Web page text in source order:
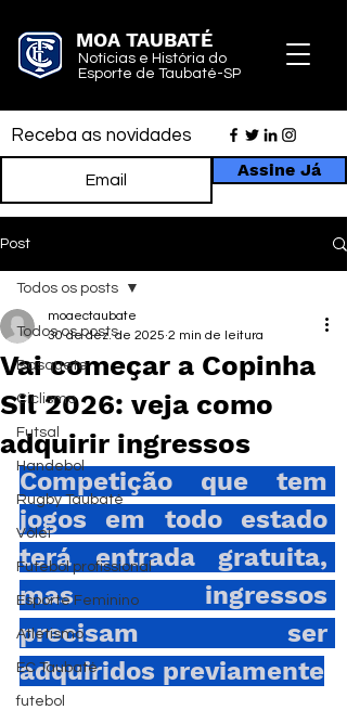
MOA TAUBATÉ
Notícias e História do
Esporte de Taubaté-SP
Receba as novidades
Assine Já
Post
Todos os posts
Basquete
Ciclismo
Futsal
Handebol
Rugby Taubaté
Vôlei
Futebol profissional
Esporte Feminino
Atletismo
EC Taubaté
futebol
Todos os posts
Vai começar a Copinha
Sil 2026: veja como
adquirir ingressos
moaectaubate
30 de dez. de 2025 2 min de leitura
Competição que tem
jogos em todo estado
terá entrada gratuita,
mas ingressos
precisam ser
adquiridos previamente